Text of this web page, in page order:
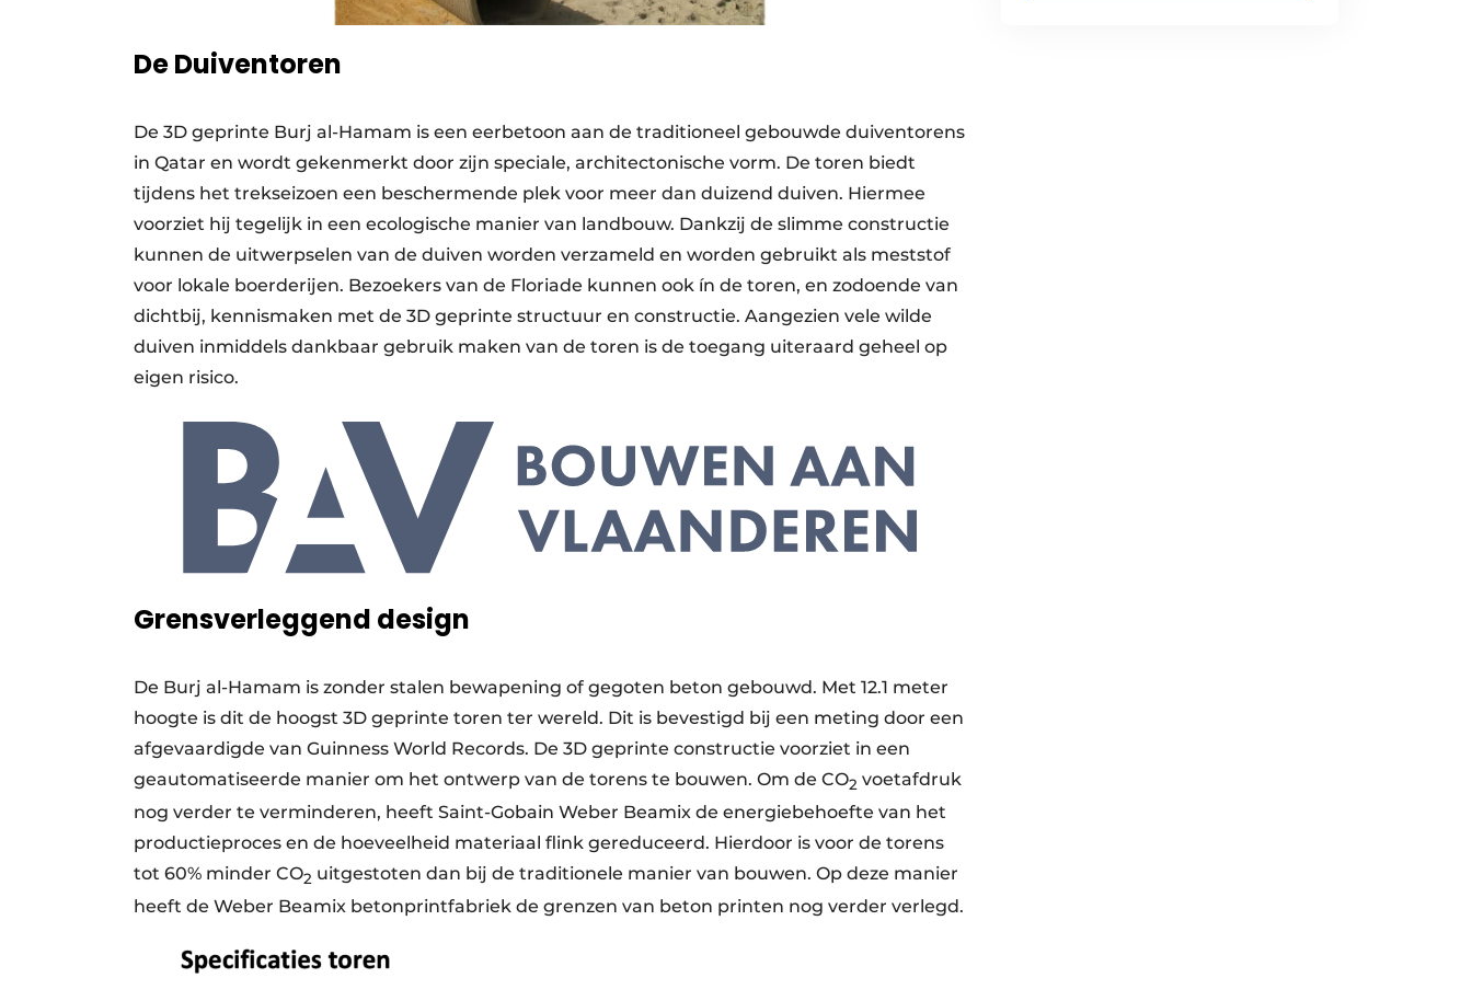
De Duiventoren
De 3D geprinte Burj al-Hamam is een eerbetoon aan de traditioneel gebouwde duiventorens
in Qatar en wordt gekenmerkt door zijn speciale, architectonische vorm. De toren biedt
tijdens het trekseizoen een beschermende plek voor meer dan duizend duiven. Hiermee
voorziet hij tegelijk in een ecologische manier van landbouw. Dankzij de slimme constructie
kunnen de uitwerpselen van de duiven worden verzameld en worden gebruikt als meststof
voor lokale boerderijen. Bezoekers van de Floriade kunnen ook ín de toren, en zodoende van
dichtbij, kennismaken met de 3D geprinte structuur en constructie. Aangezien vele wilde
duiven inmiddels dankbaar gebruik maken van de toren is de toegang uiteraard geheel op
eigen risico.
Grensverleggend design
De Burj al-Hamam is zonder stalen bewapening of gegoten beton gebouwd. Met 12.1 meter
hoogte is dit de hoogst 3D geprinte toren ter wereld. Dit is bevestigd bij een meting door een
afgevaardigde van Guinness World Records. De 3D geprinte constructie voorziet in een
geautomatiseerde manier om het ontwerp van de torens te bouwen. Om de CO2 voetafdruk
nog verder te verminderen, heeft Saint-Gobain Weber Beamix de energiebehoefte van het
productieproces en de hoeveelheid materiaal flink gereduceerd. Hierdoor is voor de torens
tot 60% minder CO2 uitgestoten dan bij de traditionele manier van bouwen. Op deze manier
heeft de Weber Beamix betonprintfabriek de grenzen van beton printen nog verder verlegd.